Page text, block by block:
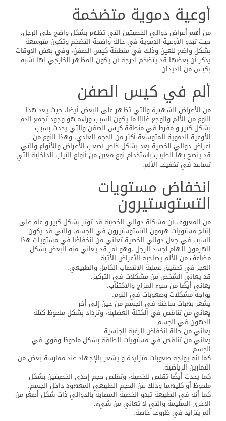
أوعية دموية متضخمة
من أهم أعراض دوالي الخصيتين التي تظهر بشكل واضح على الرجل،
حيث تبدو الأوعية الدموية في حالة واضحة التضخم وتكون متوسعة
بشكل واضح للعين وذلك في منطقة كيس الصفن، وفي بعض الأوقات
يذكر أن بعضها قد يتضخم لدرجة أن يكون المظهر الخارجي لها أشبه
بكيس من الديدان.
ألم في كيس الصفن
من الأعراض الشهيرة والتي تظهر على البعض أيضا، حيث يعد هذا
النوع من الألم والوجع غالبًا ما يكون السبب وراءه هو وجود تجمع الدم
بشكل كثير و مفرط في منطقة كيس الصفن والتي يحدث بسبب
الأوعية الدموية المتوسعة أكثر من الحجم العادي، وهذا النوع من
أعراض دوالي الخصية يعد بشكل خاص أصعب الأعراض والأنواع والتي
قد ينصح بها الطبيب باستخدام نوع معين من أنواع الثياب الداخلية التي
تساعد في تخفيف الألم.
انخفاض مستويات
التستوستيرون
من المعروف أن مشكلة دوالي الخصية قد تؤثر بشكل كبير و عام على
إنتاج مستويات هرمون التستوستيرون في الجسم، والتي قد يكون
السبب في جعل دوالي الخصية تعاني من انخفاضًا في مستويات هذا
الهرمون الهام لجسد الرجل ،وهو أمر قد يعاني منه البعض بشكل
مضاعف من الألم يصاحبه الأعراض الأتية:
العجز في تحقيق عملية الانتصاب الكامل والطبيعي.
قد يعاني الشخص من مشكلات في التركيز.
يعاني أيضًا من سوء المزاج والاكتئاب.
يواجه مشكلات وصعوبات في النوم.
يشعر بهبات ساخنة في الجسم من حين إلى أخر
يعاني من تناقص في الكتلة العضلية، وتزداد بشكل ملحوظ كتلة
الدهون في الجسم.
يعاني من حالة انخفاض الرغبة الجنسية.
يعاني من تناقص في مستويات الطاقة بشكل ملحوظ وقوي في
الجسم.
كما أنه يواجه صعوبات متزايدة و يشعر بالإجهاد عند ممارسة بعض من
التمارين الرياضية.
كما يحدث أيضًا تقلص للخصية، وتقلص حجم إحدى الخصيتين بشكل
ملحوظ أو كليهما وذلك عن الحجم الطبيعي المعهود داخل الجسم.
كما أنه في الطبيعة تبدو الخصية المصابة بالدوالي ذات شكل أصغر من
الأخرى السليمة والتي لا تعاني من شيء.
ألم يتزايد في ظروف خاصة.